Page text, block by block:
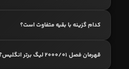
کدام گزینه با بقیه متفاوت است؟
قهرمان فصل 2000/01 لیگ برتر انگلیس؟